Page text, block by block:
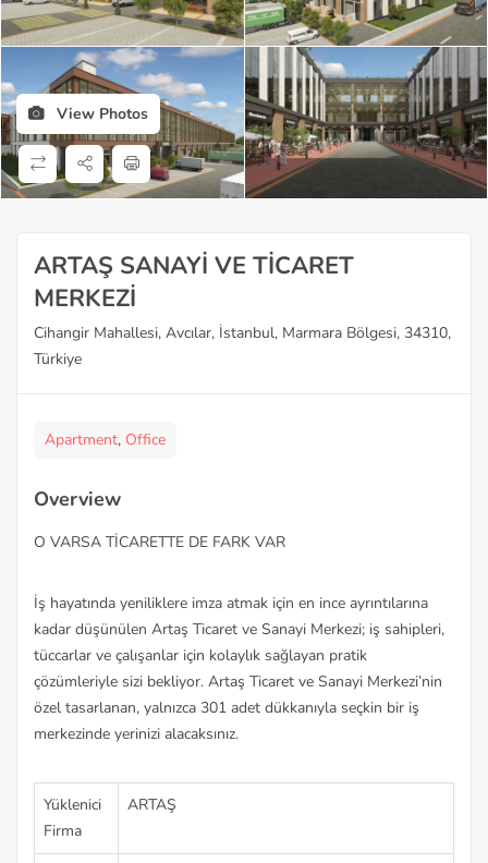
View Photos
ARTAŞ SANAYİ VE TİCARET
MERKEZİ
Cihangir Mahallesi, Avcılar, İstanbul, Marmara Bölgesi, 34310,
Türkiye
Apartment, Office
Overview
O VARSA TİCARETTE DE FARK VAR
İş hayatında yeniliklere imza atmak için en ince ayrıntılarına
kadar düşünülen Artaş Ticaret ve Sanayi Merkezi; iş sahipleri,
tüccarlar ve çalışanlar için kolaylık sağlayan pratik
çözümleriyle sizi bekliyor. Artaş Ticaret ve Sanayi Merkezi’nin
özel tasarlanan, yalnızca 301 adet dükkanıyla seçkin bir iş
merkezinde yerinizi alacaksınız.
Yüklenici
Firma
ARTAŞ